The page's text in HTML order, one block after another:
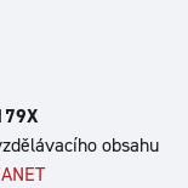
obsahu